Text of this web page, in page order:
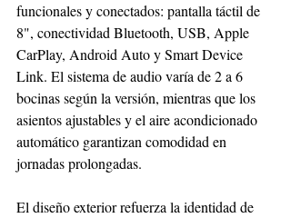
funcionales y conectados: pantalla táctil de
8", conectividad Bluetooth, USB, Apple
CarPlay, Android Auto y Smart Device
Link. El sistema de audio varía de 2 a 6
bocinas según la versión, mientras que los
asientos ajustables y el aire acondicionado
automático garantizan comodidad en
jornadas prolongadas.
El diseño exterior refuerza la identidad de